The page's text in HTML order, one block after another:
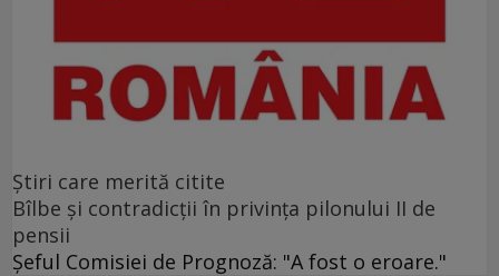
Ştiri care merită citite
Bîlbe și contradicții în privința pilonului II de
pensii
Șeful Comisiei de Prognoză: "A fost o eroare."